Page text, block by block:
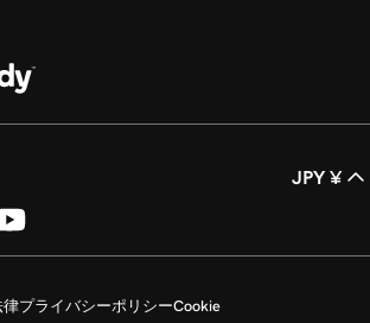
商品画像を追加する
JPY ¥
律プライバシーポリシーCookie